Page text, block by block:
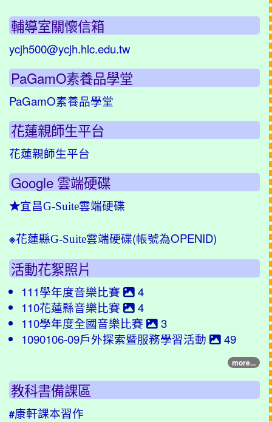
輔導室關懷信箱
ycjh500@ycjh.hlc.edu.tw
PaGamO素養品學堂
PaGamO素養品學堂
花蓮親師生平台
花蓮親師生平台
Google 雲端硬碟
★宜昌G-Suite雲端硬碟
※花蓮縣G-Suite雲端硬碟(帳號為OPENID)
活動花絮照片
111學年度音樂比賽
4
110花蓮縣音樂比賽
4
110學年度全國音樂比賽
3
1090106-09戶外探索暨服務學習活動
49
more...
教科書備課區
#康軒課本習作